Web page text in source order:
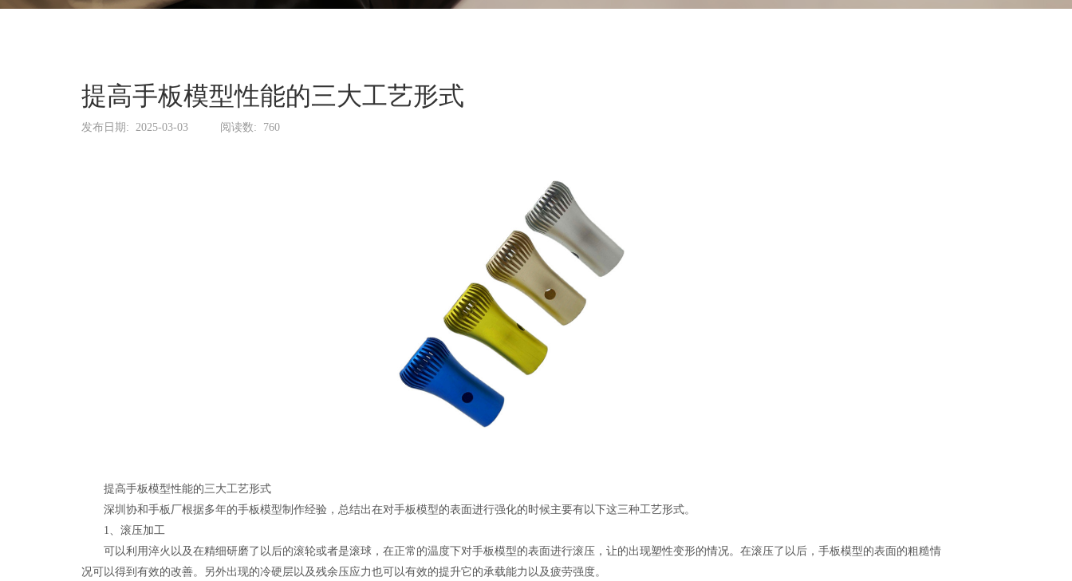
提高手板模型性能的三大工艺形式
发布日期: 2025-03-03 阅读数: 760
提高手板模型性能的三大工艺形式
深圳协和手板厂根据多年的手板模型制作经验，总结出在对手板模型的表面进行强化的时候主要有以下这三种工艺形式。
1、滚压加工
可以利用淬火以及在精细研磨了以后的滚轮或者是滚球，在正常的温度下对手板模型的表面进行滚压，让的出现塑性变形的情况。在滚压了以后，手板模型的表面的粗糙情
况可以得到有效的改善。另外出现的冷硬层以及残余压应力也可以有效的提升它的承载能力以及疲劳强度。
施